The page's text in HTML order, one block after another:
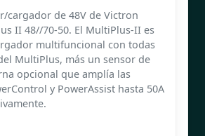
cargador de 48V de Victron
II 48//70-50. El MultiPlus-II es
multifuncional con todas
MultiPlus, más un sensor de
opcional que amplía las
y PowerAssist hasta 50A